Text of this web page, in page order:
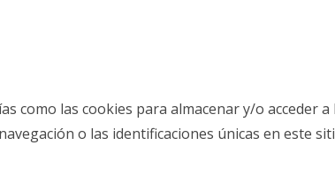
como las cookies para almacenar y/o acceder
o las identificaciones únicas en este